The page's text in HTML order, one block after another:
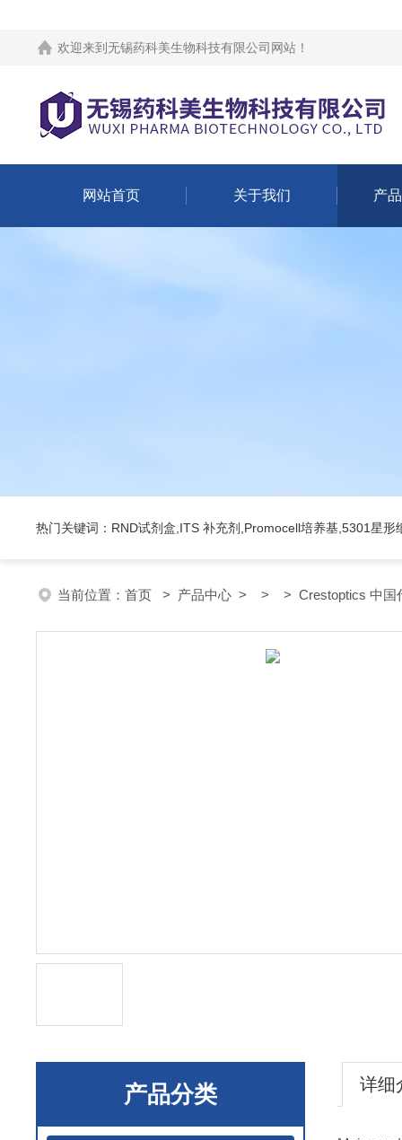
欢迎来到 无锡药科美生物科技有限公司网站 ！
网站首页 关于我们 产
热门关键词：RND试剂盒,ITS 补充剂,Promocell培养基,5301星形
当前位置： 首页 > 产品中心 > > > Crestoptics 中国
产品分类 详细